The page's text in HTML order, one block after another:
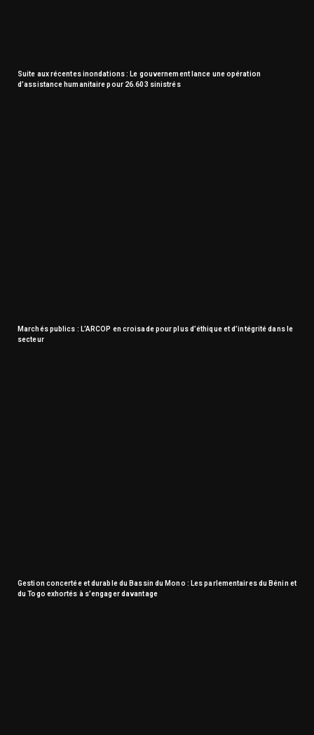
Suite aux récentes inondations : Le gouvernement lance une opération
d’assistance humanitaire pour 26.603 sinistrés
Marchés publics : L’ARCOP en croisade pour plus d’éthique et d’intégrité dans le
secteur
Gestion concertée et durable du Bassin du Mono : Les parlementaires du Bénin et
du Togo exhortés à s’engager davantage